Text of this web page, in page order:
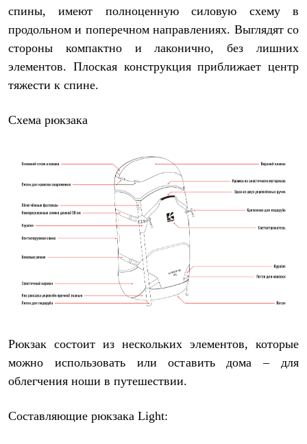
Баск в вашем городе
Контроль качества
Технологии
Команда Баск
Сотрудничество
Дилерам
Услуги
спины, имеют полноценную силовую схему в
продольном и поперечном направлениях. Выглядят со
стороны компактно и лаконично, без лишних
элементов. Плоская конструкция приближает центр
тяжести к спине.
Схема рюкзака
Рюкзак состоит из нескольких элементов, которые
можно использовать или оставить дома – для
облегчения ноши в путешествии.
Составляющие рюкзака Light: